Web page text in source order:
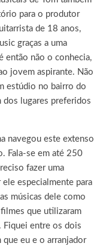
para o produtor
de 18 anos,
graças a uma
então não o conhecia,
jovem aspirante. Não
estúdio no bairro do
dos lugares preferidos
navegou este extenso
Fala-se em até 250
fazer uma
especialmente para
músicas dele como
que utilizaram
Fiquei entre os dois
eu e o arranjador